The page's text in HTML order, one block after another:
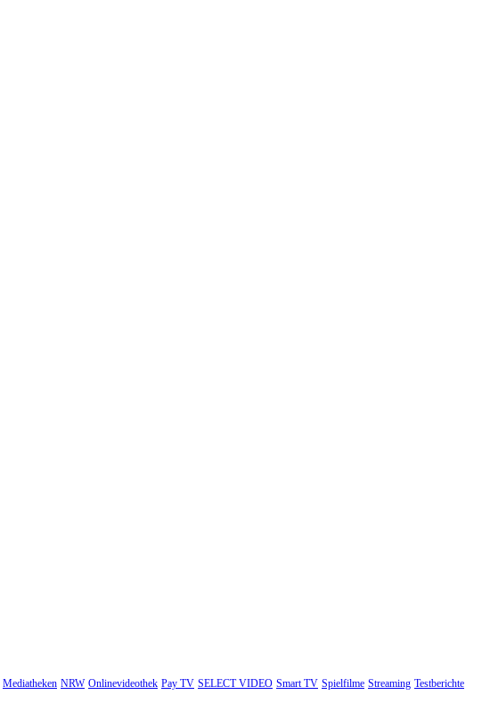
Mediatheken NRW Onlinevideothek Pay TV SELECT VIDEO Smart TV Spielfilme Streaming Testberichte